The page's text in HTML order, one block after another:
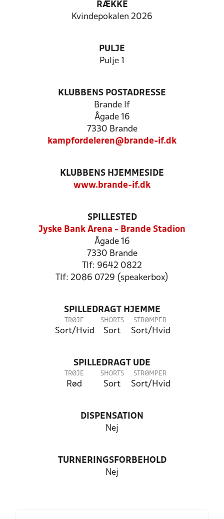
RÆKKE
Kvindepokalen 2026
PULJE
Pulje 1
KLUBBENS POSTADRESSE
Brande If
Ågade 16
7330 Brande
kampfordeleren@brande-if.dk
KLUBBENS HJEMMESIDE
www.brande-if.dk
SPILLESTED
Jyske Bank Arena - Brande Stadion
Ågade 16
7330 Brande
Tlf: 9642 0822
Tlf: 2086 0729 (speakerbox)
SPILLEDRAGT HJEMME
TRØJE
Sort/Hvid
SHORTS
Sort
STRØMPER
Sort/Hvid
SPILLEDRAGT UDE
TRØJE
Rød
SHORTS
Sort
STRØMPER
Sort/Hvid
DISPENSATION
Nej
TURNERINGSFORBEHOLD
Nej